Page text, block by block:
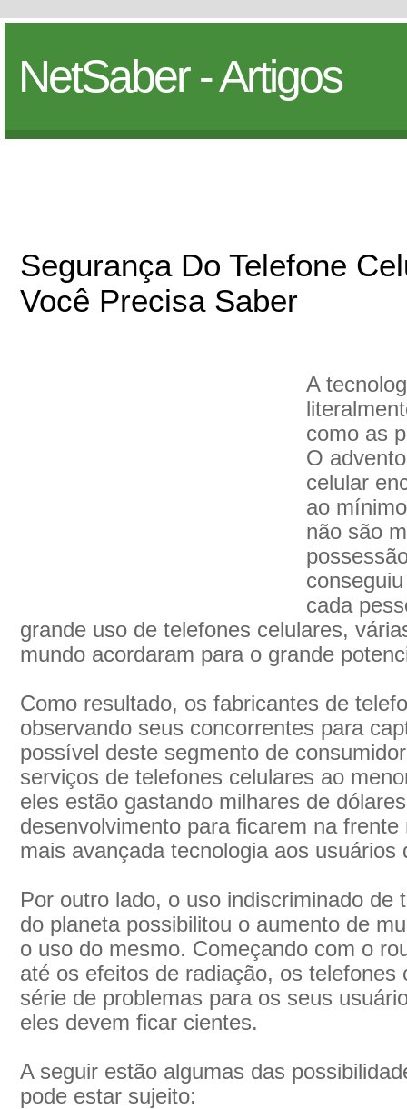
NetSaber - Artigos
Segurança Do Telefone
Você Precisa Saber
A
como as
O
celular
ao
não são
cada
grande uso de telefones celulares,
mundo acordaram para o grande
Como resultado, os fabricantes de
observando seus concorrentes para
possível deste segmento de
serviços de telefones celulares ao
eles estão gastando milhares de
desenvolvimento para ficarem na
mais avançada tecnologia aos usuários
Por outro lado, o uso indiscriminado de
do planeta possibilitou o aumento de
o uso do mesmo. Começando com o
até os efeitos de radiação, os telefones
série de problemas para os seus
eles devem ficar cientes.
A seguir estão algumas das
pode estar sujeito: